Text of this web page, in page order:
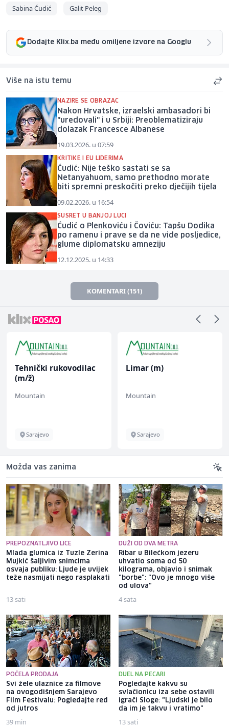
Sabina Ćudić Galit Peleg
Dodajte Klix.ba među omiljene izvore na Googlu
Više na istu temu
NAZIRE SE OBRAZAC
Nakon Hrvatske, izraelski ambasadori bi
"uredovali" i u Srbiji: Preoblematiziraju
dolazak Francesce Albanese
19.03.2026. u 07:59
KRITIKE I EU LIDERIMA
Ćudić: Nije teško sastati se sa
Netanyahuom, samo prethodno morate
biti spremni preskočiti preko dječijih tijela
09.02.2026. u 16:54
SUSRET U BANJOJ LUCI
Ćudić o Plenkoviću i Čoviću: Tapšu Dodika
po ramenu i prave se da ne vide posljedice,
glume diplomatsku amneziju
12.12.2025. u 14:33
KOMENTARI (151)
Tehnički rukovodilac
(m/ž)
Mountain
Sarajevo
Limar (m)
Mountain
Sarajevo
Možda vas zanima
PREPOZNATLJIVO LICE
Mlada glumica iz Tuzle Zerina
Mujkić šaljivim snimcima
osvaja publiku: Ljude je uvijek
teže nasmijati nego rasplakati
13 sati
DUŽI OD DVA METRA
Ribar u Bilećkom jezeru
uhvatio soma od 50
kilograma, objavio i snimak
"borbe": "Ovo je mnogo više
od ulova"
4 sata
POČELA PRODAJA
Svi žele ulaznice za filmove
na ovogodišnjem Sarajevo
Film Festivalu: Pogledajte red
od jutros
39 min
DUEL NA PECARI
Pogledajte kakvu su
svlačionicu iza sebe ostavili
igrači Sloge: "Ljudski je bilo
da im je takvu i vratimo"
13 sati